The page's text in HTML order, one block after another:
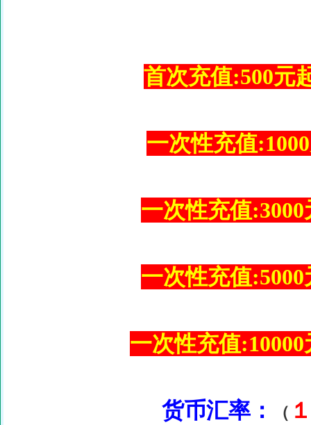
首次充值:500元
一次性充值
一次性充值:3000
一次性充值:5000
一次性充值
货币汇率： （